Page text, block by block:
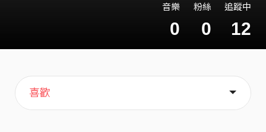
音樂
0
粉絲
0
追蹤中
12
主頁
歌單
喜歡
關於